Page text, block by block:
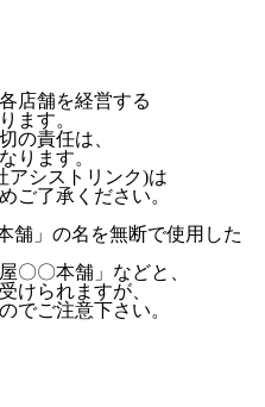
店舗を経営する
ます。
の責任は、
ります。
アシストリンク)は
ご了承ください。
舗」の名を無断で使用した
〇〇本舗」などと、
けられますが、
でご注意下さい。